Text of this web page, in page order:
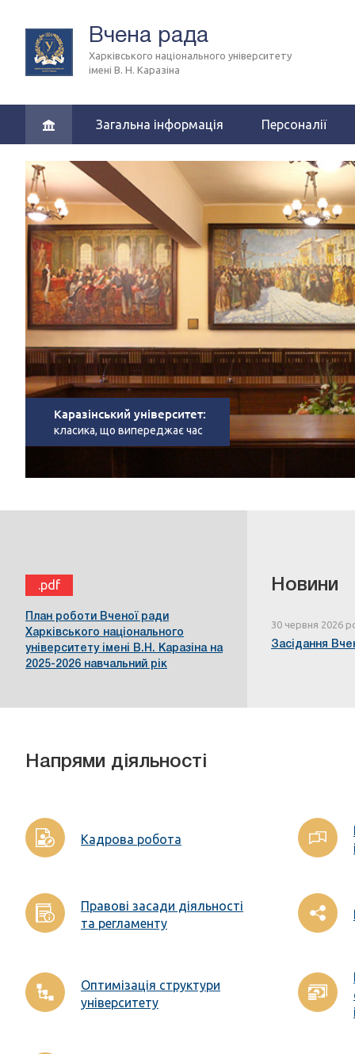
Вчена рада
Харківського національного університету
імені В. Н. Каразіна
Загальна інформація Персоналії
Каразінський університет:
класика, що випереджає час
.pdf
План роботи Вченої ради
Харківського національного
університету імені В.Н. Каразіна на
2025-2026 навчальний рік
Новини
30 червня 2026
Засідання
Напрями діяльності
Кадрова робота
Правові засади діяльності
та регламенту
Оптимізація структури
університету